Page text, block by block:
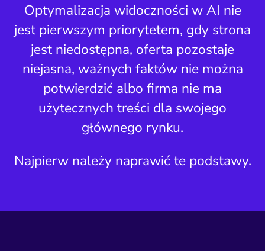
Optymalizacja widoczności w AI nie
jest pierwszym priorytetem, gdy strona
jest niedostępna, oferta pozostaje
niejasna, ważnych faktów nie można
potwierdzić albo firma nie ma
użytecznych treści dla swojego
głównego rynku.
Najpierw należy naprawić te podstawy.